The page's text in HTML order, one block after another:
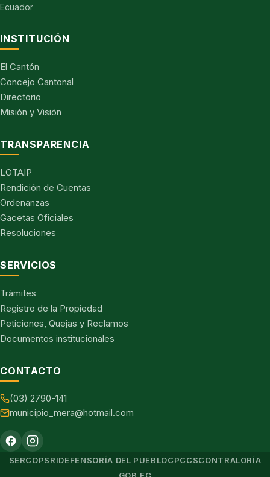
Ecuador
INSTITUCIÓN
El Cantón
Concejo Cantonal
Directorio
Misión y Visión
TRANSPARENCIA
LOTAIP
Rendición de Cuentas
Ordenanzas
Gacetas Oficiales
Resoluciones
SERVICIOS
Trámites
Registro de la Propiedad
Peticiones, Quejas y Reclamos
Documentos institucionales
CONTACTO
(03) 2790-141
municipio_mera@hotmail.com
SERCOPSRIDEFENSORÍA DEL PUEBLOCPCCSCONTRALORÍA